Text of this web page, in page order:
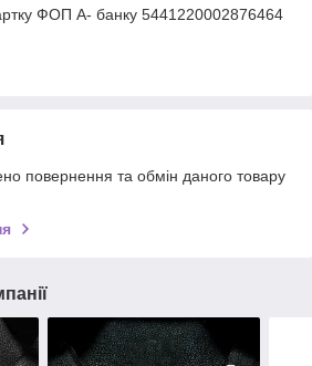
ФОП А- банку 5441220002876464
повернення та обмін даного товару